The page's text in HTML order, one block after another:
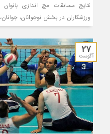
نتایج مسابقات مچ اندازی
ورزشکاران در بخش نوجوانان،
27
آگوست